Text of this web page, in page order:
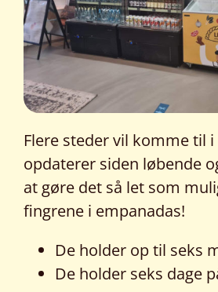
Flere steder vil komme til
opdaterer siden løbende
at gøre det så let som
fingrene i empanadas!
De holder op til seks
De holder seks dage